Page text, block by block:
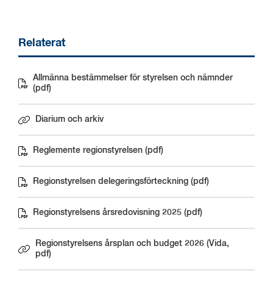
Relaterat
Allmänna bestämmelser för styrelsen och nämnder
(pdf)
Pdf, 194 kB.
Diarium och arkiv
Reglemente regionstyrelsen (pdf)
Pdf, 179 kB.
Regionstyrelsen delegeringsförteckning (pdf)
Pdf, 206 kB.
Regionstyrelsens årsredovisning 2025 (pdf)
Pdf, 853 kB.
Regionstyrelsens årsplan och budget 2026 (Vida,
pdf)
Länk till annan webbplats.